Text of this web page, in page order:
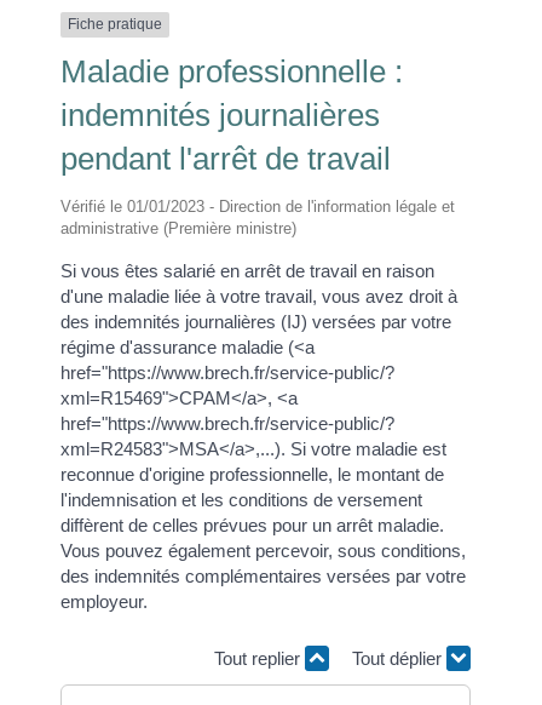
Fiche pratique
Maladie professionnelle :
indemnités journalières
pendant l'arrêt de travail
Vérifié le 01/01/2023 - Direction de l'information légale et
administrative (Première ministre)
Si vous êtes salarié en arrêt de travail en raison
d'une maladie liée à votre travail, vous avez droit à
des indemnités journalières (IJ) versées par votre
régime d'assurance maladie (<a
href="https://www.brech.fr/service-public/?
xml=R15469">CPAM</a>, <a
href="https://www.brech.fr/service-public/?
xml=R24583">MSA</a>,...). Si votre maladie est
reconnue d'origine professionnelle, le montant de
l'indemnisation et les conditions de versement
diffèrent de celles prévues pour un arrêt maladie.
Vous pouvez également percevoir, sous conditions,
des indemnités complémentaires versées par votre
employeur.
Tout replier Tout déplier